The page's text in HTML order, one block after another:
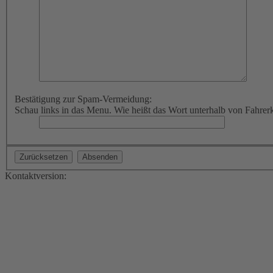
Bestätigung zur Spam-Vermeidung:
Schau links in das Menu. Wie heißt das Wort unterhalb von
Kontaktversion: